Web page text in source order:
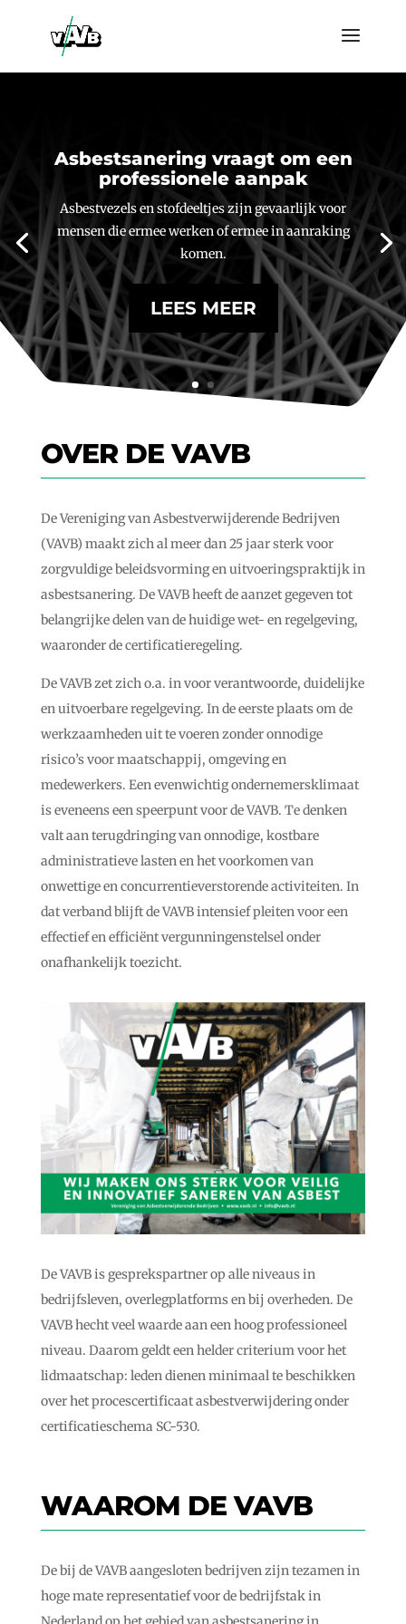
Asbestsanering vraagt om een
professionele aanpak
Asbestvezels en stofdeeltjes zijn gevaarlijk voor
mensen die ermee werken of ermee in aanraking
komen.
LEES MEER
OVER DE VAVB
De Vereniging van Asbestverwijderende Bedrijven
(VAVB) maakt zich al meer dan 25 jaar sterk voor
zorgvuldige beleidsvorming en uitvoeringspraktijk in
asbestsanering. De VAVB heeft de aanzet gegeven tot
belangrijke delen van de huidige wet- en regelgeving,
waaronder de certificatieregeling.
De VAVB zet zich o.a. in voor verantwoorde, duidelijke
en uitvoerbare regelgeving. In de eerste plaats om de
werkzaamheden uit te voeren zonder onnodige
risico’s voor maatschappij, omgeving en
medewerkers. Een evenwichtig ondernemersklimaat
is eveneens een speerpunt voor de VAVB. Te denken
valt aan terugdringing van onnodige, kostbare
administratieve lasten en het voorkomen van
onwettige en concurrentieverstorende activiteiten. In
dat verband blijft de VAVB intensief pleiten voor een
effectief en efficiënt vergunningenstelsel onder
onafhankelijk toezicht.
De VAVB is gesprekspartner op alle niveaus in
bedrijfsleven, overlegplatforms en bij overheden. De
VAVB hecht veel waarde aan een hoog professioneel
niveau. Daarom geldt een helder criterium voor het
lidmaatschap: leden dienen minimaal te beschikken
over het procescertificaat asbestverwijdering onder
certificatieschema SC-530.
WAAROM DE VAVB
De bij de VAVB aangesloten bedrijven zijn tezamen in
hoge mate representatief voor de bedrijfstak in